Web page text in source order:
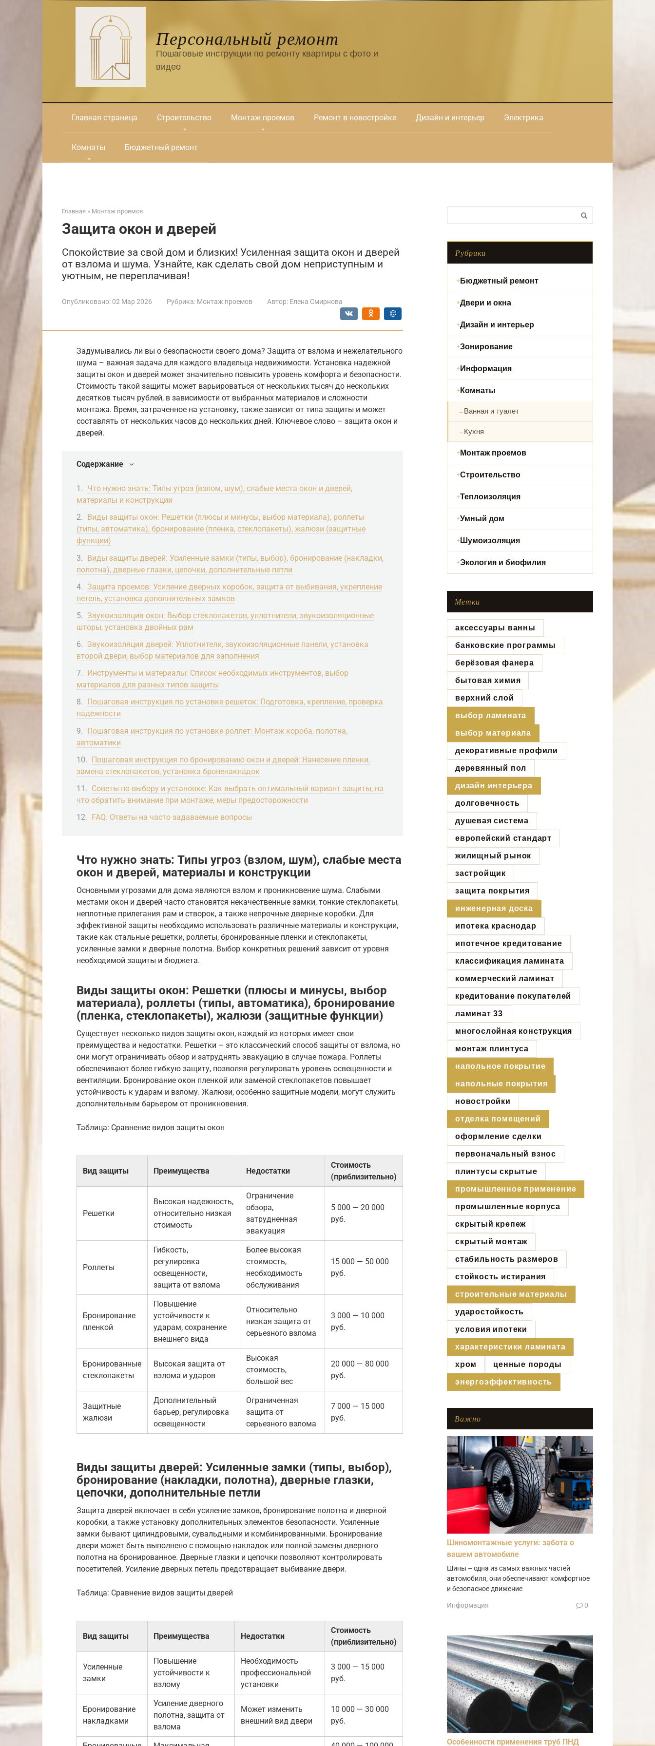
Персональный ремонт
Пошаговые инструкции по ремонту квартиры с фото и
видео
Главная страница Строительство Монтаж проемов Ремонт в новостройке Дизайн и интерьер Электрика
Комнаты Бюджетный ремонт
Главная » Монтаж проемов
Защита окон и дверей
Спокойствие за свой дом и близких! Усиленная защита окон и дверей
от взлома и шума. Узнайте, как сделать свой дом неприступным и
уютным, не переплачивая!
Опубликовано: 02 Мар 2026 Рубрика: Монтаж проемов Автор: Елена Смирнова
Задумывались ли вы о безопасности своего дома? Защита от взлома и нежелательного
шума – важная задача для каждого владельца недвижимости. Установка надежной
защиты окон и дверей может значительно повысить уровень комфорта и безопасности.
Стоимость такой защиты может варьироваться от нескольких тысяч до нескольких
десятков тысяч рублей, в зависимости от выбранных материалов и сложности
монтажа. Время, затраченное на установку, также зависит от типа защиты и может
составлять от нескольких часов до нескольких дней. Ключевое слово – защита окон и
дверей.
Содержание
Что нужно знать: Типы угроз (взлом, шум), слабые места окон и дверей,
материалы и конструкции
Виды защиты окон: Решетки (плюсы и минусы, выбор материала), роллеты
(типы, автоматика), бронирование (пленка, стеклопакеты), жалюзи (защитные
функции)
Виды защиты дверей: Усиленные замки (типы, выбор), бронирование (накладки,
полотна), дверные глазки, цепочки, дополнительные петли
Защита проемов: Усиление дверных коробок, защита от выбивания, укрепление
петель, установка дополнительных замков
Звукоизоляция окон: Выбор стеклопакетов, уплотнители, звукоизоляционные
шторы, установка двойных рам
Звукоизоляция дверей: Уплотнители, звукоизоляционные панели, установка
второй двери, выбор материалов для заполнения
Инструменты и материалы: Список необходимых инструментов, выбор
материалов для разных типов защиты
Пошаговая инструкция по установке решеток: Подготовка, крепление, проверка
надежности
Пошаговая инструкция по установке роллет: Монтаж короба, полотна,
автоматики
Пошаговая инструкция по бронированию окон и дверей: Нанесение пленки,
замена стеклопакетов, установка броненакладок
Советы по выбору и установке: Как выбрать оптимальный вариант защиты, на
что обратить внимание при монтаже, меры предосторожности
FAQ: Ответы на часто задаваемые вопросы
Что нужно знать: Типы угроз (взлом, шум), слабые места
окон и дверей, материалы и конструкции
Основными угрозами для дома являются взлом и проникновение шума. Слабыми
местами окон и дверей часто становятся некачественные замки, тонкие стеклопакеты,
неплотные прилегания рам и створок, а также непрочные дверные коробки. Для
эффективной защиты необходимо использовать различные материалы и конструкции,
такие как стальные решетки, роллеты, бронированные пленки и стеклопакеты,
усиленные замки и дверные полотна. Выбор конкретных решений зависит от уровня
необходимой защиты и бюджета.
Виды защиты окон: Решетки (плюсы и минусы, выбор
материала), роллеты (типы, автоматика), бронирование
(пленка, стеклопакеты), жалюзи (защитные функции)
Существует несколько видов защиты окон, каждый из которых имеет свои
преимущества и недостатки. Решетки – это классический способ защиты от взлома, но
они могут ограничивать обзор и затруднять эвакуацию в случае пожара. Роллеты
обеспечивают более гибкую защиту, позволяя регулировать уровень освещенности и
вентиляции. Бронирование окон пленкой или заменой стеклопакетов повышает
устойчивость к ударам и взлому. Жалюзи, особенно защитные модели, могут служить
дополнительным барьером от проникновения.
Таблица: Сравнение видов защиты окон
Вид защиты Преимущества Недостатки
Стоимость
(приблизительно)
Решетки
Высокая надежность,
относительно низкая
стоимость
Ограничение
обзора,
затрудненная
эвакуация
5 000 — 20 000
руб.
Роллеты
Гибкость,
регулировка
освещенности,
защита от взлома
Более высокая
стоимость,
необходимость
обслуживания
15 000 — 50 000
руб.
Бронирование
пленкой
Повышение
устойчивости к
ударам, сохранение
внешнего вида
Относительно
низкая защита от
серьезного взлома
3 000 — 10 000
руб.
Бронированные
стеклопакеты
Высокая защита от
взлома и ударов
Высокая
стоимость,
большой вес
20 000 — 80 000
руб.
Защитные
жалюзи
Дополнительный
барьер, регулировка
освещенности
Ограниченная
защита от
серьезного взлома
7 000 — 15 000
руб.
Виды защиты дверей: Усиленные замки (типы, выбор),
бронирование (накладки, полотна), дверные глазки,
цепочки, дополнительные петли
Защита дверей включает в себя усиление замков, бронирование полотна и дверной
коробки, а также установку дополнительных элементов безопасности. Усиленные
замки бывают цилиндровыми, сувальдными и комбинированными. Бронирование
двери может быть выполнено с помощью накладок или полной замены дверного
полотна на бронированное. Дверные глазки и цепочки позволяют контролировать
посетителей. Усиление дверных петель предотвращает выбивание двери.
Таблица: Сравнение видов защиты дверей
Вид защиты Преимущества Недостатки
Стоимость
(приблизительно)
Усиленные
замки
Повышение
устойчивости к
взлому
Необходимость
профессиональной
установки
3 000 — 15 000
руб.
Бронирование
накладками
Усиление дверного
полотна, защита от
взлома
Может изменить
внешний вид двери
10 000 — 30 000
руб.
Рубрики
Бюджетный ремонт
Двери и окна
Дизайн и интерьер
Зонирование
Информация
Комнаты
Ванная и туалет
Кухня
Монтаж проемов
Строительство
Теплоизоляция
Умный дом
Шумоизоляция
Экология и биофилия
Метки
аксессуары ванны
банковские программы
берёзовая фанера
бытовая химия
верхний слой
выбор ламината
выбор материала
декоративные профили
деревянный пол
дизайн интерьера
долговечность
душевая система
европейский стандарт
жилищный рынок
застройщик
защита покрытия
инженерная доска
ипотека краснодар
ипотечное кредитование
классификация ламината
коммерческий ламинат
кредитование покупателей
ламинат 33
многослойная конструкция
монтаж плинтуса
напольное покрытие
напольные покрытия
новостройки
отделка помещений
оформление сделки
первоначальный взнос
плинтусы скрытые
промышленное применение
промышленные корпуса
скрытый крепеж
скрытый монтаж
стабильность размеров
стойкость истирания
строительные материалы
ударостойкость
условия ипотеки
характеристики ламината
хром ценные породы
энергоэффективность
Важно
Шиномонтажные услуги: забота о
вашем автомобиле
Шины – одна из самых важных частей
автомобиля, они обеспечивают комфортное
и безопасное движение
Информация 0
Особенности применения труб ПНД